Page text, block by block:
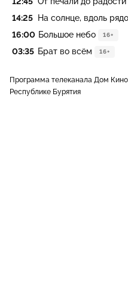
14:25 На солнце, вдоль
16:00 Большое небо 16+
03:35 Брат во всём 16+
Программа телеканала Дом
Республике Бурятия